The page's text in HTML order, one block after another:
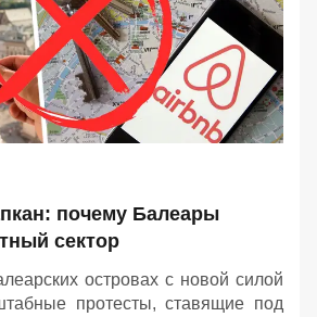
почему Балеары
сектор
островах с новой силой
протесты, ставящие под